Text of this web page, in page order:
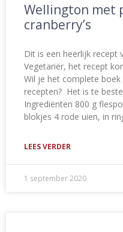
Wellington met
cranberry’s
Dit is een heerlijk recept
Vegetariër, het recept
Wil je het complete
recepten? Het is te
Ingrediënten 800 g
blokjes 4 rode uien, in
LEES VERDER
1 september 2020